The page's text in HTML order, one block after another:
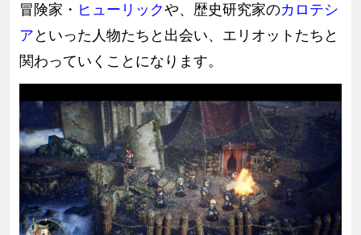
冒険家・ ヒューリックや、歴史研究家のカロテシ
ア といった人物たちと出会い、エリオットたちと
関わっていくことになります。